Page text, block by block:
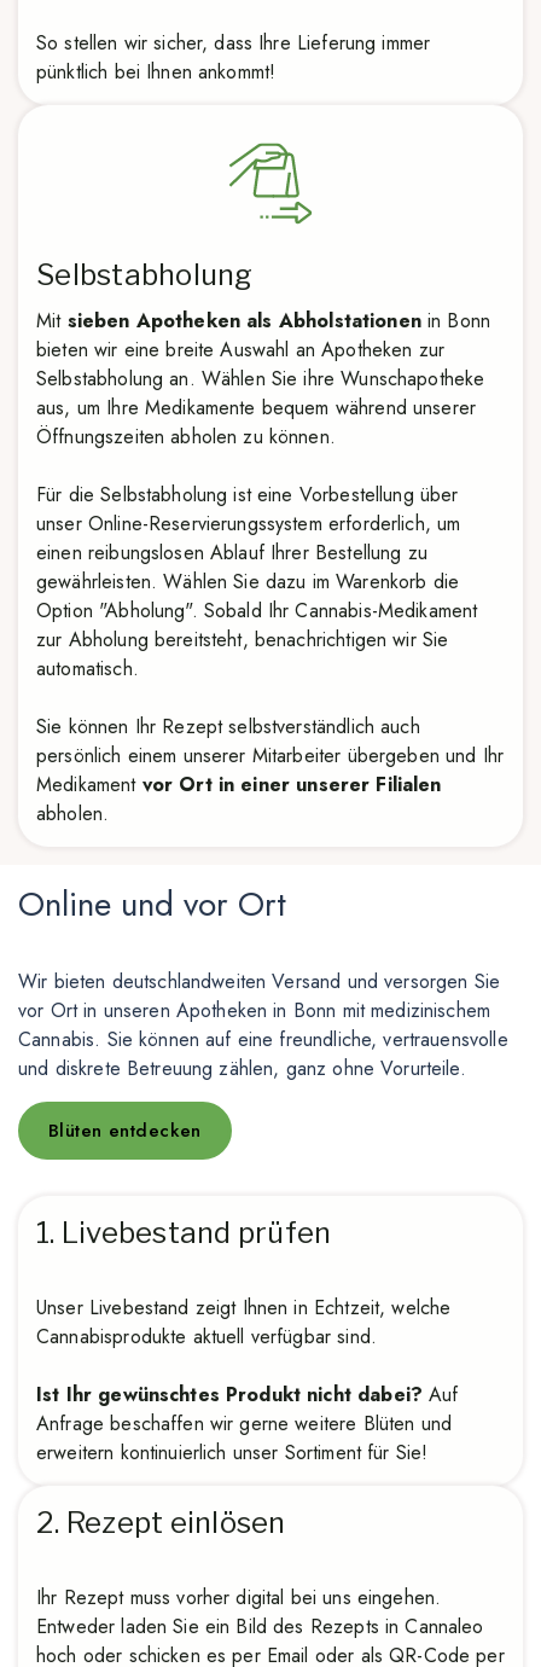
So stellen wir sicher, dass Ihre Lieferung immer
pünktlich bei Ihnen ankommt!
Selbstabholung
Mit sieben Apotheken als Abholstationenin Bonn
bieten wir eine breite Auswahl an Apotheken zur
Selbstabholung an. Wählen Sie ihre Wunschapotheke
aus, um Ihre Medikamente bequem während unserer
Öffnungszeiten abholen zu können.
Für die Selbstabholung ist eine Vorbestellung über
unser Online-Reservierungssystem erforderlich, um
einen reibungslosen Ablauf Ihrer Bestellung zu
gewährleisten. Wählen Sie dazu im Warenkorb die
Option "Abholung". Sobald Ihr Cannabis-Medikament
zur Abholung bereitsteht, benachrichtigen wir Sie
automatisch.
Sie können Ihr Rezept selbstverständlich auch
persönlich einem unserer Mitarbeiter übergeben und Ihr
Medikament vor Ort in einer unserer Filialen
abholen.
Online und vor Ort
Wir bieten deutschlandweiten Versand und versorgen Sie
vor Ort in unseren Apotheken in Bonn mit medizinischem
Cannabis. Sie können auf eine freundliche, vertrauensvolle
und diskrete Betreuung zählen, ganz ohne Vorurteile.
Blüten entdecken
1. Livebestand prüfen
Unser Livebestand zeigt Ihnen in Echtzeit, welche
Cannabisprodukte aktuell verfügbar sind.
Ist Ihr gewünschtes Produkt nicht dabei? Auf
Anfrage beschaffen wir gerne weitere Blüten und
erweitern kontinuierlich unser Sortiment für Sie!
2. Rezept einlösen
Ihr Rezept muss vorher digital bei uns eingehen.
Entweder laden Sie ein Bild des Rezepts in Cannaleo
hoch oder schicken es per Email oder als QR-Code per